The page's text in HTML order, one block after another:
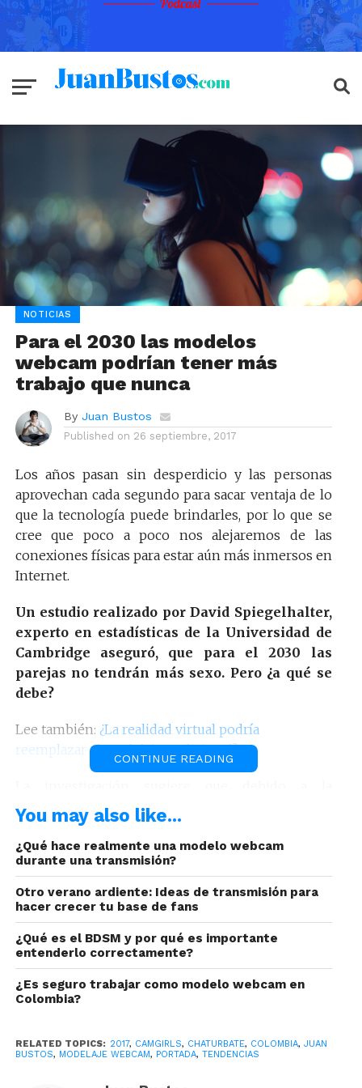
NOTICIAS
Para el 2030 las modelos
webcam podrían tener más
trabajo que nunca
By Juan Bustos
Published on 26 septiembre, 2017
Los años pasan sin desperdicio y las personas
aprovechan cada segundo para sacar ventaja de lo
que la tecnología puede brindarles, por lo que se
cree que poco a poco nos alejaremos de las
conexiones físicas para estar aún más inmersos en
Internet.
Un estudio realizado por David Spiegelhalter,
experto en estadísticas de la Universidad de
Cambridge aseguró, que para el 2030 las
parejas no tendrán más sexo. Pero ¿a qué se
debe?
Lee también: ¿La realidad virtual podría
reemplazar el modelaje tradicional?
conectividad a la cual nos sometemos día a día, en
el futuro los encuentros físicos serán cosa del
pasado y esto,podría quizás ser el motivo para
que las modelos tengan millones de
seguidores dispuestos a avivar esa chispa de
pasión en el ciberespacio.
CONTINUE READING
You may also like...
¿Qué hace realmente una modelo webcam
durante una transmisión?
Otro verano ardiente: Ideas de transmisión para
hacer crecer tu base de fans
¿Qué es el BDSM y por qué es importante
entenderlo correctamente?
¿Es seguro trabajar como modelo webcam en
Colombia?
RELATED TOPICS: 2017, CAMGIRLS, CHATURBATE, COLOMBIA, JUAN
BUSTOS, MODELAJE WEBCAM, PORTADA, TENDENCIAS